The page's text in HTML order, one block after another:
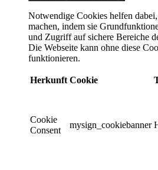
Notwendige Cookies helfen
machen, indem sie
und Zugriff auf sichere Bereiche
Die Webseite kann ohne diese
funktionieren.
Herkunft Cookie
Cookie
Consent
mysign_cookiebanner